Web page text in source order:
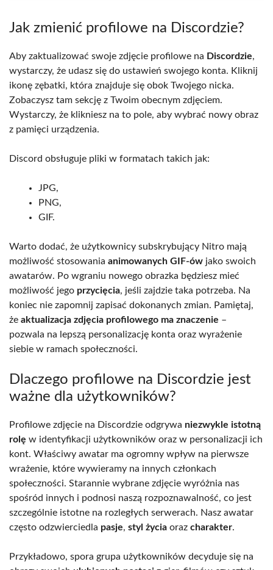
Jak zmienić profilowe na Discordzie?
Aby zaktualizować swoje zdjęcie profilowe na Discordzie,
wystarczy, że udasz się do ustawień swojego konta. Kliknij
ikonę zębatki, która znajduje się obok Twojego nicka.
Zobaczysz tam sekcję z Twoim obecnym zdjęciem.
Wystarczy, że klikniesz na to pole, aby wybrać nowy obraz
z pamięci urządzenia.
Discord obsługuje pliki w formatach takich jak:
JPG,
PNG,
GIF.
Warto dodać, że użytkownicy subskrybujący Nitro mają
możliwość stosowania animowanych GIF-ów jako swoich
awatarów. Po wgraniu nowego obrazka będziesz mieć
możliwość jego przycięcia, jeśli zajdzie taka potrzeba. Na
koniec nie zapomnij zapisać dokonanych zmian. Pamiętaj,
że aktualizacja zdjęcia profilowego ma znaczenie –
pozwala na lepszą personalizację konta oraz wyrażenie
siebie w ramach społeczności.
Dlaczego profilowe na Discordzie jest
ważne dla użytkowników?
Profilowe zdjęcie na Discordzie odgrywa niezwykle istotną
rolę w identyfikacji użytkowników oraz w personalizacji ich
kont. Właściwy awatar ma ogromny wpływ na pierwsze
wrażenie, które wywieramy na innych członkach
społeczności. Starannie wybrane zdjęcie wyróżnia nas
spośród innych i podnosi naszą rozpoznawalność, co jest
szczególnie istotne na rozległych serwerach. Nasz awatar
często odzwierciedla pasje, styl życia oraz charakter.
Przykładowo, spora grupa użytkowników decyduje się na